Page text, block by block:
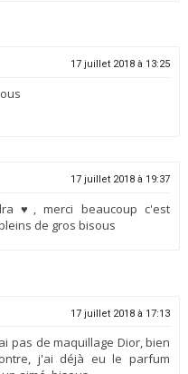
17 juillet 2018 à 13:25
17 juillet 2018 à 19:37
♥, merci beaucoup c'est
de gros bisous
17 juillet 2018 à 17:13
pas de maquillage Dior, bien
j'ai déjà eu le parfum